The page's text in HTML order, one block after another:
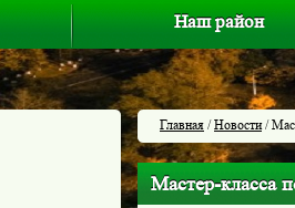
Наш район
Главная /Новости/
Мастер-класса